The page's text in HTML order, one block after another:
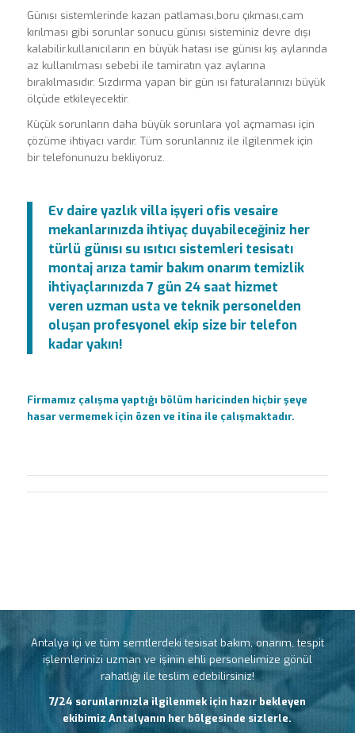
Günısı sistemlerinde kazan patlaması,boru çıkması,cam
kırılması gibi sorunlar sonucu günısı sisteminiz devre dışı
kalabilir.kullanıcıların en büyük hatası ise günısı kış aylarında
az kullanılması sebebi ile tamiratın yaz aylarına
bırakılmasıdır. Sızdırma yapan bir gün ısı faturalarınızı büyük
ölçüde etkileyecektir.
Küçük sorunların daha büyük sorunlara yol açmaması için
çözüme ihtiyacı vardır. Tüm sorunlarınız ile ilgilenmek için
bir telefonunuzu bekliyoruz.
Ev daire yazlık villa işyeri ofis vesaire
mekanlarınızda ihtiyaç duyabileceğiniz her
türlü günısı su ısıtıcı sistemleri tesisatı
montaj arıza tamir bakım onarım temizlik
ihtiyaçlarınızda 7 gün 24 saat hizmet
veren uzman usta ve teknik personelden
oluşan profesyonel ekip size bir telefon
kadar yakın!
Firmamız çalışma yaptığı bölüm haricinden hiçbir şeye
hasar vermemek için özen ve itina ile çalışmaktadır.
Antalya içi ve tüm semtlerdeki tesisat bakım, onarım, tespit
işlemlerinizi uzman ve işinin ehli personelimize gönül
rahatlığı ile teslim edebilirsiniz!
7/24 sorunlarınızla ilgilenmek için hazır bekleyen
ekibimiz Antalyanın her bölgesinde sizlerle.